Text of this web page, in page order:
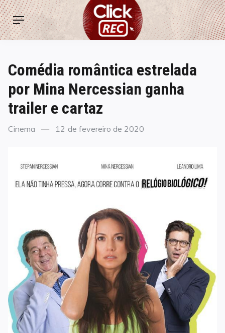
Skip
to
content
ClickREC
Menu
Comédia romântica estrelada
por Mina Nercessian ganha
trailer e cartaz
Categories
Cinema
Posted
12 de fevereiro de 2020